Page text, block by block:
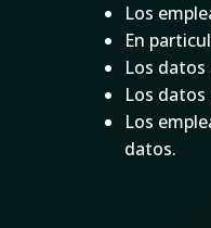
Los
En
Los
Los datos
Los
datos.